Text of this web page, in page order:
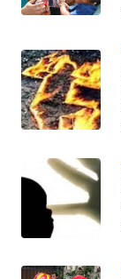
SUMUT
WN
JAKARTA
WN
JABAR
WN